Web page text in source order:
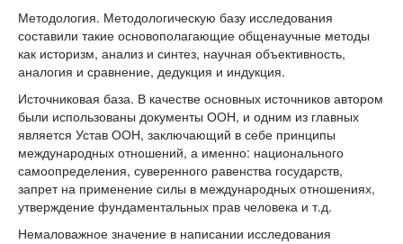
Методология. Методологическую базу исследования
составили такие основополагающие общенаучные методы
как историзм, анализ и синтез, научная объективность,
аналогия и сравнение, дедукция и индукция.
Источниковая база. В качестве основных источников автором
были использованы документы ООН, и одним из главных
является Устав ООН, заключающий в себе принципы
международных отношений, а именно: национального
самоопределения, суверенного равенства государств,
запрет на применение силы в международных отношениях,
утверждение фундаментальных прав человека и т.д.
Немаловажное значение в написании исследования